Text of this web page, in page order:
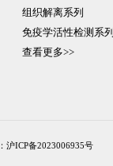
组织解离系列
免疫学活性检测系列
查看更多>>
沪ICP备2023006935号